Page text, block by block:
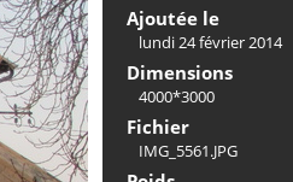
Ajoutée le
lundi 24 février 2014
Dimensions
4000*3000
Fichier
IMG_5561.JPG